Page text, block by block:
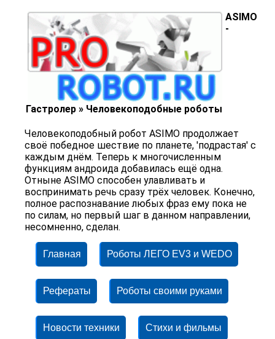
ASIMO
-
Гастролер » Человекоподобные роботы
Человекоподобный робот ASIMO продолжает
своё победное шествие по планете, 'подрастая' с
каждым днём. Теперь к многочисленным
функциям андроида добавилась ещё одна.
Отныне ASIMO способен улавливать и
воспринимать речь сразу трёх человек. Конечно,
полное распознавание любых фраз ему пока не
по силам, но первый шаг в данном направлении,
несомненно, сделан.
Главная Роботы ЛЕГО EV3 и WEDO
Рефераты Роботы своими руками
Новости техники Стихи и фильмы